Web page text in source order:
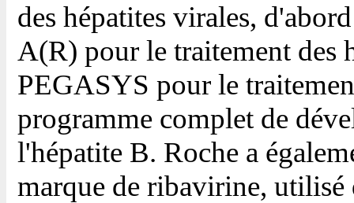
des hépatites virales,
A(R) pour le traitement des
PEGASYS pour le
programme complet de
l'hépatite B. Roche a
marque de ribavirine,